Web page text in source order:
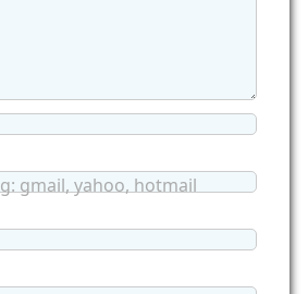
gmail, yahoo, hotmail